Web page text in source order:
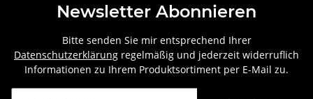
Newsletter Abonnieren
Bitte senden Sie mir entsprechend Ihrer
Datenschutzerklärung regelmäßig und jederzeit widerruflich
Informationen zu Ihrem Produktsortiment per E-Mail zu.